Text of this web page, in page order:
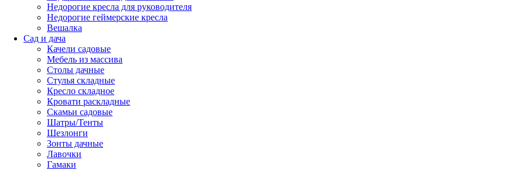
Недорогие кресла для руководителя
Недорогие геймерские кресла
Вешалка
Сад и дача
Качели садовые
Мебель из массива
Столы дачные
Стулья складные
Кресло складное
Кровати раскладные
Скамьи садовые
Шатры/Тенты
Шезлонги
Зонты дачные
Лавочки
Гамаки